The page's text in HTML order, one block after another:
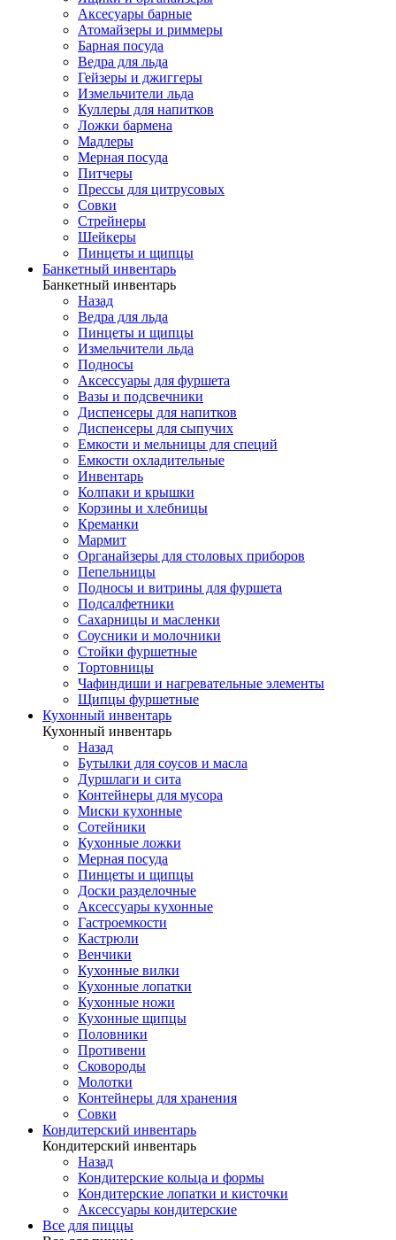
Аксесуары барные
Атомайзеры и риммеры
Барная посуда
Ведра для льда
Гейзеры и джиггеры
Измельчители льда
Куллеры для напитков
Ложки бармена
Мадлеры
Мерная посуда
Питчеры
Прессы для цитрусовых
Совки
Стрейнеры
Шейкеры
Пинцеты и щипцы
Банкетный инвентарь
Банкетный инвентарь
Назад
Ведра для льда
Пинцеты и щипцы
Измельчители льда
Подносы
Аксессуары для фуршета
Вазы и подсвечники
Диспенсеры для напитков
Диспенсеры для сыпучих
Емкости и мельницы для специй
Емкости охладительные
Инвентарь
Колпаки и крышки
Корзины и хлебницы
Креманки
Мармит
Органайзеры для столовых приборов
Пепельницы
Подносы и витрины для фуршета
Подсалфетники
Сахарницы и масленки
Соусники и молочники
Стойки фуршетные
Тортовницы
Чафиндиши и нагревательные элементы
Щипцы фуршетные
Кухонный инвентарь
Кухонный инвентарь
Назад
Бутылки для соусов и масла
Дуршлаги и сита
Контейнеры для мусора
Миски кухонные
Сотейники
Кухонные ложки
Мерная посуда
Пинцеты и щипцы
Доски разделочные
Аксессуары кухонные
Гастроемкости
Кастрюли
Венчики
Кухонные вилки
Кухонные лопатки
Кухонные ножи
Кухонные щипцы
Половники
Противени
Сковороды
Молотки
Контейнеры для хранения
Совки
Кондитерский инвентарь
Кондитерский инвентарь
Назад
Кондитерские кольца и формы
Кондитерские лопатки и кисточки
Аксессуары кондитерские
Все для пиццы